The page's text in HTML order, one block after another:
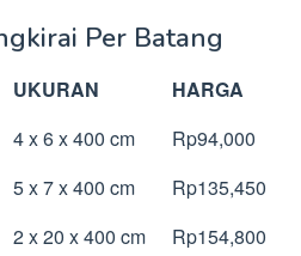
Per Batang
UKURAN
HARGA
4 x 6 x 400 cm
Rp94,000
5 x 7 x 400 cm
Rp135,450
2 x 20 x 400 cm
Rp154,800